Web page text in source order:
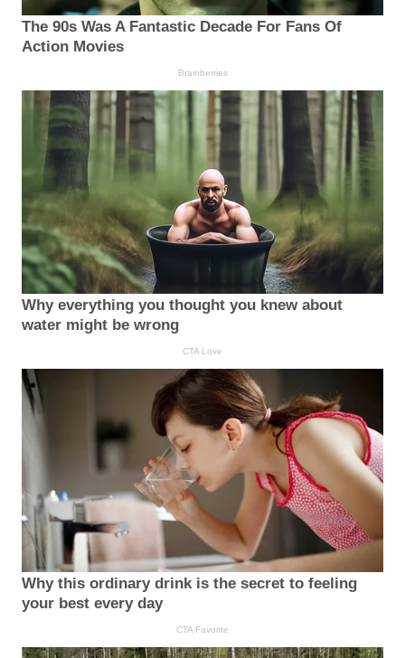
The 90s Was A Fantastic Decade For Fans Of
Action Movies
Brainberries
Why everything you thought you knew about
water might be wrong
CTA Love
Why this ordinary drink is the secret to feeling
your best every day
CTA Favorite